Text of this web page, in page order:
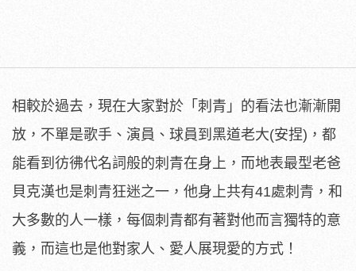
相較於過去，現在大家對於「刺青」的看法也漸漸開
放，不單是歌手、演員、球員到 黑道老大(安捏) ， 都
能看到彷彿代名詞般的刺青在身上，而地表最型老爸
貝克漢也是刺青狂迷之一，他身上共有41處刺青，和
大多數的人一樣，每個刺青都有著對他而言獨特的意
義，而這也是他對家人、愛人展現愛的方式！